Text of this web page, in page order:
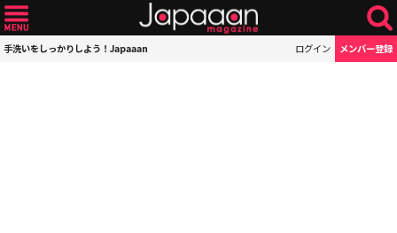
手洗いをしっかりしよう！Japaaan ログイン メンバー登録